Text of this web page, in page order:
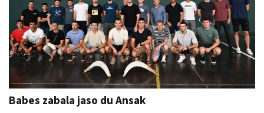
Babes zabala jaso du Ansak